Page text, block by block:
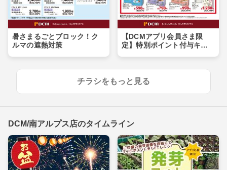
暑さまるごとブロック！ク
ルマの遮熱対策
【DCMアプリ会員さま限
定】特別ポイント付与キャ
チラシをもっと見る
DCM/南アルプス店のタイムライン